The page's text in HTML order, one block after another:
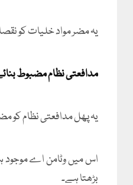
یہ مضر مواد خلیات کو
مدافعتی نظام مضبوط
یہ پھل مدافعتی نظام کو
اس میں وٹامن اے موجود
بڑھتا ہے۔